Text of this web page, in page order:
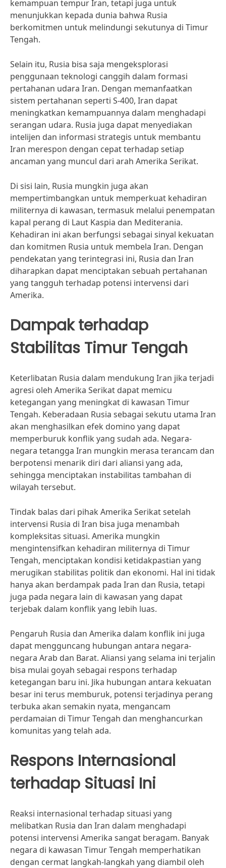
kemampuan tempur Iran, tetapi juga untuk
menunjukkan kepada dunia bahwa Rusia
berkomitmen untuk melindungi sekutunya di Timur
Tengah.
Selain itu, Rusia bisa saja mengeksplorasi
penggunaan teknologi canggih dalam formasi
pertahanan udara Iran. Dengan memanfaatkan
sistem pertahanan seperti S-400, Iran dapat
meningkatkan kemampuannya dalam menghadapi
serangan udara. Rusia juga dapat menyediakan
intelijen dan informasi strategis untuk membantu
Iran merespon dengan cepat terhadap setiap
ancaman yang muncul dari arah Amerika Serikat.
Di sisi lain, Rusia mungkin juga akan
mempertimbangkan untuk memperkuat kehadiran
militernya di kawasan, termasuk melalui penempatan
kapal perang di Laut Kaspia dan Mediterania.
Kehadiran ini akan berfungsi sebagai sinyal kekuatan
dan komitmen Rusia untuk membela Iran. Dengan
pendekatan yang terintegrasi ini, Rusia dan Iran
diharapkan dapat menciptakan sebuah pertahanan
yang tangguh terhadap potensi intervensi dari
Amerika.
Dampak terhadap
Stabilitas Timur Tengah
Keterlibatan Rusia dalam mendukung Iran jika terjadi
agresi oleh Amerika Serikat dapat memicu
ketegangan yang meningkat di kawasan Timur
Tengah. Keberadaan Rusia sebagai sekutu utama Iran
akan menghasilkan efek domino yang dapat
memperburuk konflik yang sudah ada. Negara-
negara tetangga Iran mungkin merasa terancam dan
berpotensi menarik diri dari aliansi yang ada,
sehingga menciptakan instabilitas tambahan di
wilayah tersebut.
Tindak balas dari pihak Amerika Serikat setelah
intervensi Rusia di Iran bisa juga menambah
kompleksitas situasi. Amerika mungkin
mengintensifkan kehadiran militernya di Timur
Tengah, menciptakan kondisi ketidakpastian yang
merugikan stabilitas politik dan ekonomi. Hal ini tidak
hanya akan berdampak pada Iran dan Rusia, tetapi
juga pada negara lain di kawasan yang dapat
terjebak dalam konflik yang lebih luas.
Pengaruh Rusia dan Amerika dalam konflik ini juga
dapat mengguncang hubungan antara negara-
negara Arab dan Barat. Aliansi yang selama ini terjalin
bisa mulai goyah sebagai respons terhadap
ketegangan baru ini. Jika hubungan antara kekuatan
besar ini terus memburuk, potensi terjadinya perang
terbuka akan semakin nyata, mengancam
perdamaian di Timur Tengah dan menghancurkan
komunitas yang telah ada.
Respons Internasional
terhadap Situasi Ini
Reaksi internasional terhadap situasi yang
melibatkan Rusia dan Iran dalam menghadapi
potensi intervensi Amerika sangat beragam. Banyak
negara di kawasan Timur Tengah memperhatikan
dengan cermat langkah-langkah yang diambil oleh